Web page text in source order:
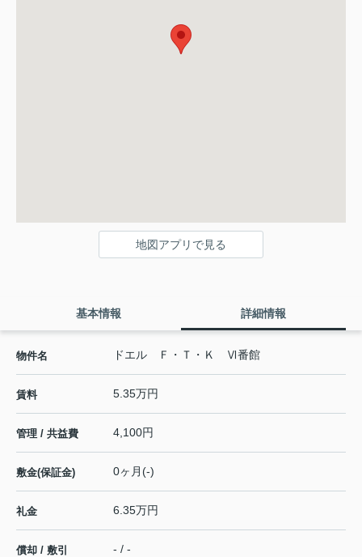
地図アプリで見る
基本情報 詳細情報
物件名 ドエル Ｆ・Ｔ・Ｋ Ⅵ番館
賃料 5.35万円
管理 / 共益費 4,100円
敷金(保証金) 0ヶ月(-)
礼金 6.35万円
償却 / 敷引 - / -